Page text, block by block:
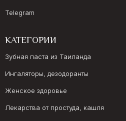
Telegram
КАТЕГОРИИ
Зубная паста из Таиланда
Ингаляторы, дезодоранты
Женское здоровье
Лекарства от простуда, кашля